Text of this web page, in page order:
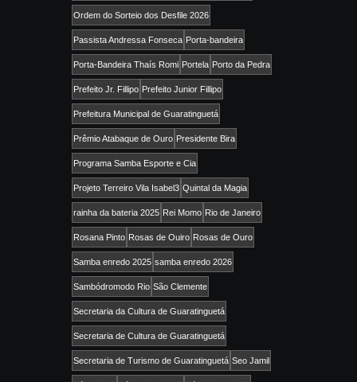
Ordem do Sorteio dos Desfile 2026
Passista Andressa Fonseca Porta-bandeira
Porta-Bandeira Thaís Romi Portela Porto da Pedra
Prefeito Jr. Fillipo Prefeito Junior Fillipo
Prefeitura Municipal de Guaratinguetá
Prêmio Atabaque de Ouro Presidente Bira
Programa Samba Esporte e Cia
Projeto Terreiro Vila Isabel3 Quintal da Magia
rainha da bateria 2025 Rei Momo Rio de Janeiro
Rosana Pinto Rosas de Ouiro Rosas de Ouro
Samba enredo 2025 samba enredo 2026
Sambódromodo Rio São Clemente
Secretaria da Cultura de Guaratinguetá
Secretaria de Cultura de Guaratinguetá
Secretaria de Turismo de Guaratinguetá Seo Jamil